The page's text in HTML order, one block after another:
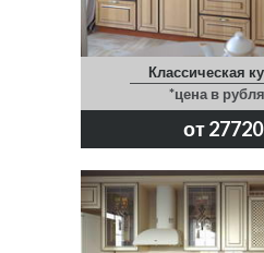
Классическая
*цена в
от